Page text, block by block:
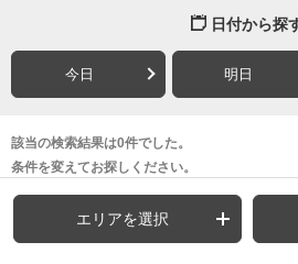
日付から探
今日 明日
該当の検索結果は0件でした。
条件を変えてお探しください。
エリアを選択